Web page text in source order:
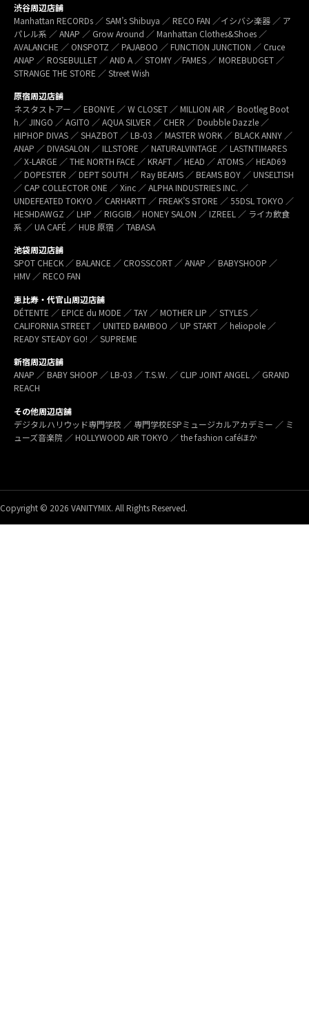
渋谷周辺店舗
Manhattan RECORDs ／ SAM’s Shibuya ／ RECO FAN ／イシバシ楽器 ／ ア
パレル系 ／ ANAP ／ Grow Around ／ Manhattan Clothes&Shoes ／
AVALANCHE ／ ONSPOTZ ／ PAJABOO ／ FUNCTION JUNCTION ／ Cruce
ANAP ／ ROSEBULLET ／ AND A ／ STOMY ／FAMES ／ MOREBUDGET ／
STRANGE THE STORE ／ Street Wish
原宿周辺店舗
ネスタストアー ／ EBONYE ／ W CLOSET ／ MILLION AIR ／ Bootleg Boot
h／ JINGO ／ AGITO ／ AQUA SILVER ／ CHER ／ Doubble Dazzle ／
HIPHOP DIVAS ／ SHAZBOT ／ LB-03 ／ MASTER WORK ／ BLACK ANNY ／
ANAP ／ DIVASALON ／ ILLSTORE ／ NATURALVINTAGE ／ LASTNTIMARES
／ X-LARGE ／ THE NORTH FACE ／ KRAFT ／ HEAD ／ ATOMS ／ HEAD69
／ DOPESTER ／ DEPT SOUTH ／ Ray BEAMS ／ BEAMS BOY ／ UNSELTISH
／ CAP COLLECTOR ONE ／ Xinc ／ ALPHA INDUSTRIES INC. ／
UNDEFEATED TOKYO ／ CARHARTT ／ FREAK’S STORE ／ 55DSL TOKYO ／
HESHDAWGZ ／ LHP ／ RIGGIB／ HONEY SALON ／ IZREEL ／ ライカ飲食
系 ／ UA CAFÉ ／ HUB 原宿 ／ TABASA
池袋周辺店舗
SPOT CHECK ／ BALANCE ／ CROSSCORT ／ ANAP ／ BABYSHOOP ／
HMV ／ RECO FAN
恵比寿・代官山周辺店舗
DÉTENTE ／ EPICE du MODE ／ TAY ／ MOTHER LIP ／ STYLES ／
CALIFORNIA STREET ／ UNITED BAMBOO ／ UP START ／ heliopole ／
READY STEADY GO! ／ SUPREME
新宿周辺店舗
ANAP ／ BABY SHOOP ／ LB-03 ／ T.S.W. ／ CLIP JOINT ANGEL ／ GRAND
REACH
その他周辺店舗
デジタルハリウッド専門学校 ／ 専門学校ESPミュージカルアカデミー ／ ミ
ューズ音楽院 ／ HOLLYWOOD AIR TOKYO ／ the fashion caféほか
Copyright © 2026 VANITYMIX. All Rights Reserved.